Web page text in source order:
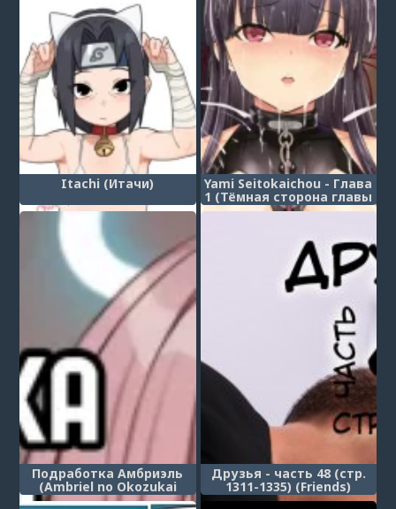
Itachi (Итачи) Yami Seitokaichou - Глава
1 (Тёмная сторона главы
студсовета)
Подработка Амбриэль
(Ambriel no Okozukai
Kasegi)
Друзья - часть 48 (стр.
1311-1335) (Friends)